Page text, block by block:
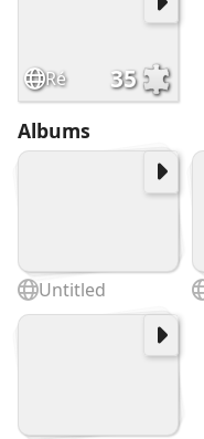
Ré 35
Albums
Untitled